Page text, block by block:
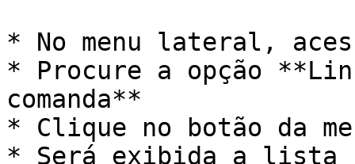
* No menu lateral,
* Procure a opção
comanda**
* Clique no botão da
* Será exibida a lista